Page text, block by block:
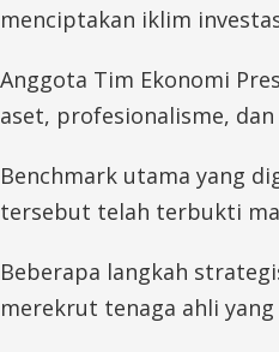
menciptakan iklim
Anggota Tim Ekonomi
aset, profesionalisme,
Benchmark utama yang
tersebut telah terbukti
Beberapa langkah
merekrut tenaga ahli